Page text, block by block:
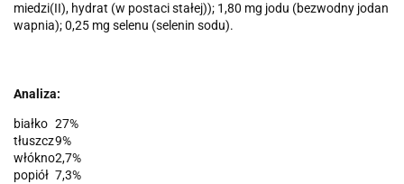
miedzi(II), hydrat (w postaci stałej)); 1,80 mg jodu (bezwodny jodan
wapnia); 0,25 mg selenu (selenin sodu).
Analiza:
białko 27%
tłuszcz9%
włókno2,7%
popiół 7,3%